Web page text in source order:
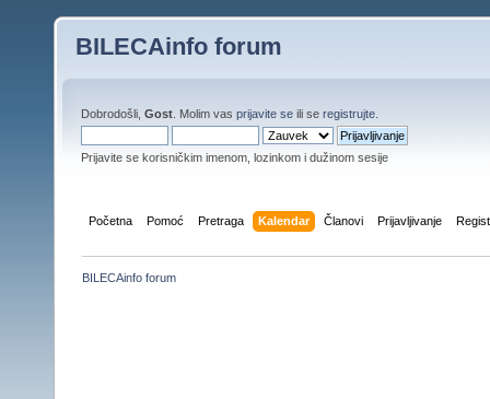
BILECAinfo forum
Dobrodošli, Gost . Molim vas prijavite se ili se registrujte
Prijavite se korisničkim imenom, lozinkom i dužinom sesije
Početna Pomoć Pretraga Kalendar Članovi Prijavljivanje
BILECAinfo forum